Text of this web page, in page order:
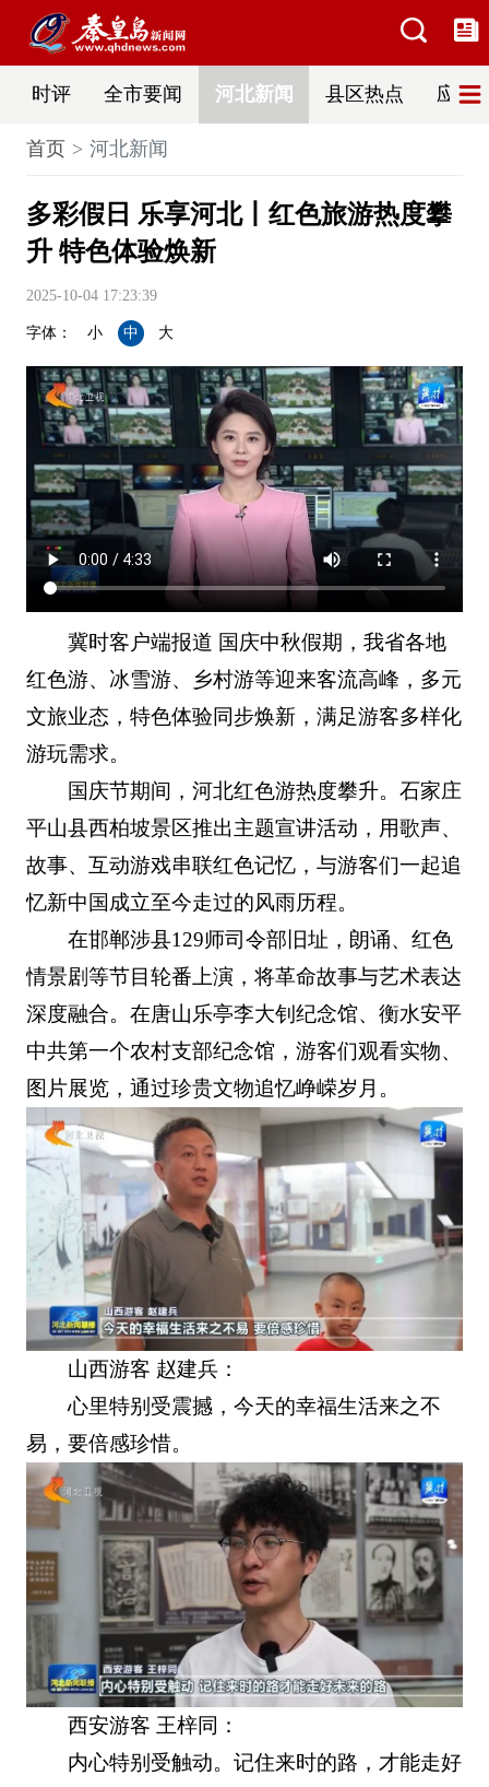
时评 全市要闻 河北新闻 县区热点 应急
首页 河北新闻
多彩假日 乐享河北丨红色旅游热度攀
升 特色体验焕新
2025-10-04 17:23:39
字体： 小 中 大
冀时客户端报道 国庆中秋假期，我省各地
红色游、冰雪游、乡村游等迎来客流高峰，多元
文旅业态，特色体验同步焕新，满足游客多样化
游玩需求。
国庆节期间，河北红色游热度攀升。石家庄
平山县西柏坡景区推出主题宣讲活动，用歌声、
故事、互动游戏串联红色记忆，与游客们一起追
忆新中国成立至今走过的风雨历程。
在邯郸涉县129师司令部旧址，朗诵、红色
情景剧等节目轮番上演，将革命故事与艺术表达
深度融合。在唐山乐亭李大钊纪念馆、衡水安平
中共第一个农村支部纪念馆，游客们观看实物、
图片展览，通过珍贵文物追忆峥嵘岁月。
山西游客 赵建兵：
心里特别受震撼，今天的幸福生活来之不
易，要倍感珍惜。
西安游客 王梓同：
内心特别受触动。记住来时的路，才能走好